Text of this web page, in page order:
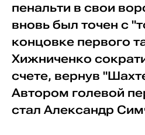
пенальти в свои
вновь был точен с
концовке первого
Хижниченко
счете, вернув
Автором голевой
стал Александр